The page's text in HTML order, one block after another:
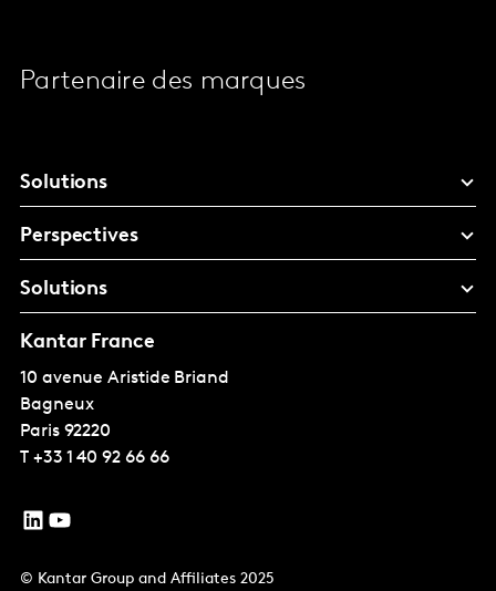
Partenaire des marques
Solutions
Perspectives
Solutions
Kantar France
10 avenue Aristide Briand
Bagneux
Paris 92220
T +33 1 40 92 66 66
© Kantar Group and Affiliates 2025